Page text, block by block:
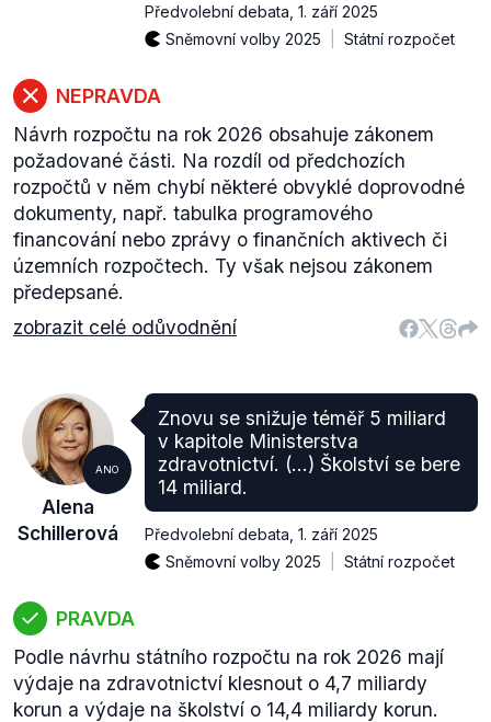
Předvolební debata 1. září 2025
Sněmovní volby 2025
Státní rozpočet
NEPRAVDA
Návrh rozpočtu na rok 2026 obsahuje zákonem
požadované části. Na rozdíl od předchozích
rozpočtů v něm chybí některé obvyklé doprovodné
dokumenty, např. tabulka programového
financování nebo zprávy o finančních aktivech či
územních rozpočtech. Ty však nejsou zákonem
předepsané.
zobrazit celé odůvodnění
ANO
Alena
Schillerová
Znovu se snižuje téměř 5 miliard
v kapitole Ministerstva
zdravotnictví. (…) Školství se bere
14 miliard.
Předvolební debata 1. září 2025
Sněmovní volby 2025
Státní rozpočet
PRAVDA
Podle návrhu státního rozpočtu na rok 2026 mají
výdaje na zdravotnictví klesnout o 4,7 miliardy
korun a výdaje na školství o 14,4 miliardy korun.